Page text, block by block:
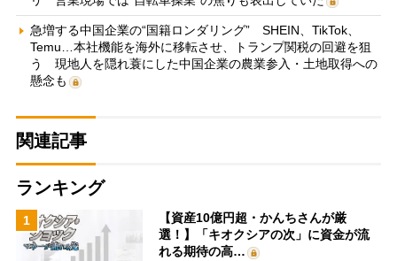
急増する中国企業の“国籍ロンダリング” SHEIN、TikTok、
Temu…本社機能を海外に移転させ、トランプ関税の回避を狙
う 現地人を隠れ蓑にした中国企業の農業参入・土地取得への
懸念も
関連記事
ランキング
1
【資産10億円超・かんちさんが厳
選！】「キオクシアの次」に資金が流
れる期待の高…